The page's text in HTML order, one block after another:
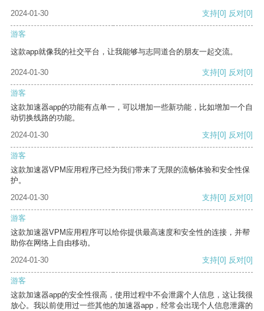
2024-01-30
支持[0] 反对[0]
游客
这款app就像我的社交平台，让我能够与志同道合的朋友一起交流。
2024-01-30 支持[0] 反对[0]
游客
这款加速器app的功能有点单一，可以增加一些新功能，比如增加一个自
动切换线路的功能。
2024-01-30
支持[0] 反对[0]
游客
这款加速器VPM应用程序已经为我们带来了无限的流畅体验和安全性保
护。
2024-01-30
支持[0] 反对[0]
游客
这款加速器VPM应用程序可以给你提供最高速度和安全性的连接，并帮
助你在网络上自由移动。
2024-01-30
支持[0] 反对[0]
游客
这款加速器app的安全性很高，使用过程中不会泄露个人信息，这让我很
放心。我以前使用过一些其他的加速器app，经常会出现个人信息泄露的